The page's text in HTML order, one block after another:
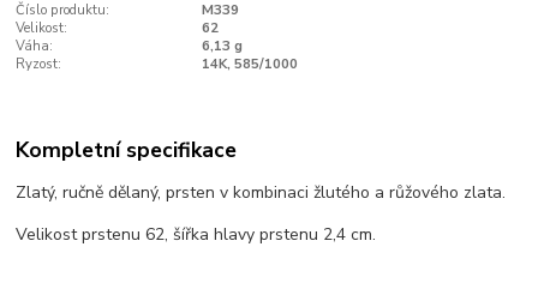
Číslo produktu:
M339
Velikost:
62
Váha:
6,13 g
Ryzost:
14K, 585/1000
Kompletní specifikace
Zlatý, ručně dělaný, prsten v kombinaci žlutého a růžového zlata.
Velikost prstenu 62, šířka hlavy prstenu 2,4 cm.